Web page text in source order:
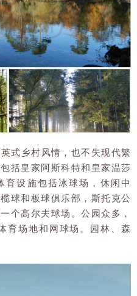
式乡村风情，也不失现代繁
括皇家阿斯科特和皇家温莎
设施包括冰球场，休闲中
球和板球俱乐部，斯托克公
个高尔夫球场。公园众多，
育场地和网球场。园林、森